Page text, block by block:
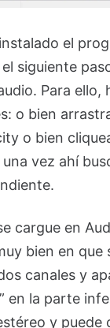
el
el siguiente
Para ello,
o bien
o bien
una vez ahí
cargue en
bien en que
canales y
” en la parte
y puede